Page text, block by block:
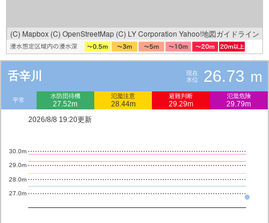
(C) Mapbox (C) OpenStreetMap (C) LY Corporation Yahoo!地図ガイドライン
舌辛川
現在
水位
26.73 m
平常
水防団待機
27.52m
氾濫注意
28.44m
避難判断
29.29m
氾濫危険
29.79m
2026/8/8 19:20更新
27.0m
28.0m
29.0m
30.0m